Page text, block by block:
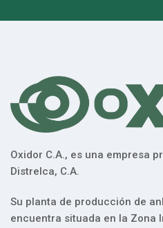
Oxidor C.A., es una empresa
Distrelca, C.A.
Su planta de producción de
encuentra situada en la Zona